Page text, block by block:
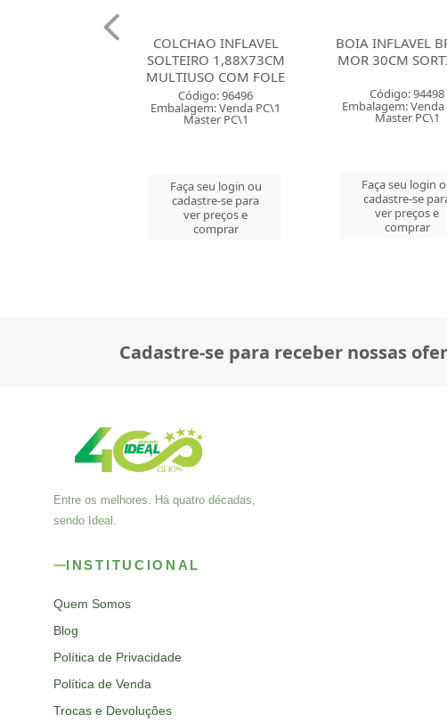
BOIA INFLAVEL BRACO
MOR 30CM SORTIDOS
Código: 94498
Embalagem: Venda PC\1
Master PC\1
Faça seu login ou
cadastre-se para
ver preços e
comprar
BRINQUEDO
81CM MOR
Código: 79453
Embalagem: Venda
Master PC\1
Faça seu login
cadastre-se
ver preços e
comprar
Cadastre-se para receber nossas
Entre os melhores. Há quatro décadas,
sendo Ideal.
INSTITUCIONAL
Quem Somos
Blog
Política de Privacidade
Política de Venda
Trocas e Devoluções